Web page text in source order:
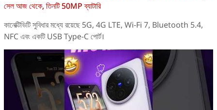
সেল আজ থেকে, তিনটি 50MP ব্যাটারি
কানেক্টিভিটি সুবিধার মধ্যে রয়েছে 5G, 4G LTE, Wi-Fi 7, Bluetooth 5.4,
NFC এবং একটি USB Type-C পোর্ট।